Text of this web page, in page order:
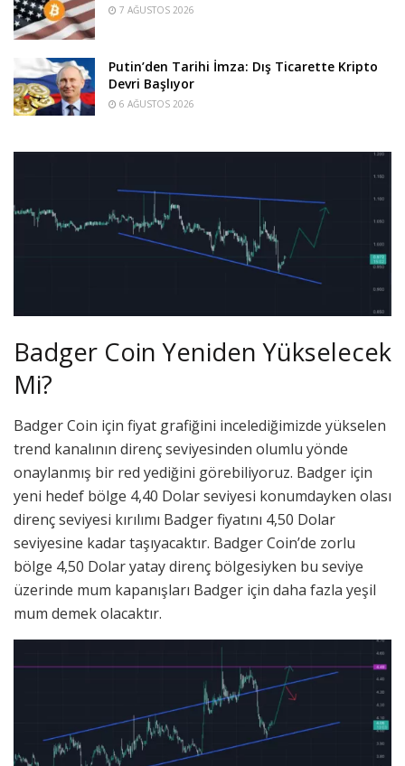
7 AĞUSTOS 2026
Putin’den Tarihi İmza: Dış Ticarette Kripto
Devri Başlıyor
6 AĞUSTOS 2026
Badger Coin Yeniden Yükselecek
Mi?
Badger Coin için fiyat grafiğini incelediğimizde yükselen
trend kanalının direnç seviyesinden olumlu yönde
onaylanmış bir red yediğini görebiliyoruz. Badger için
yeni hedef bölge 4,40 Dolar seviyesi konumdayken olası
direnç seviyesi kırılımı Badger fiyatını 4,50 Dolar
seviyesine kadar taşıyacaktır. Badger Coin’de zorlu
bölge 4,50 Dolar yatay direnç bölgesiyken bu seviye
üzerinde mum kapanışları Badger için daha fazla yeşil
mum demek olacaktır.